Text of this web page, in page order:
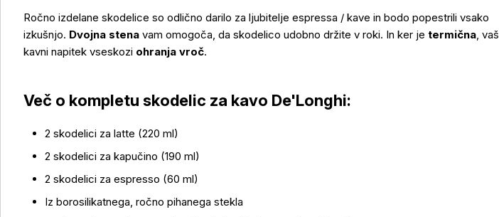
Več o izdelku
Ročno izdelane skodelice so odlično darilo za ljubitelje espressa / kave in bodo popestrili vsako
izkušnjo. Dvojna stena vam omogoča, da skodelico udobno držite v roki. In ker je termična, vaš
kavni napitek vseskozi ohranja vroč.
Več o kompletu skodelic za kavo De'Longhi:
2 skodelici za latte (220 ml)
2 skodelici za kapučino (190 ml)
2 skodelici za espresso (60 ml)
Iz borosilikatnega, ročno pihanega stekla